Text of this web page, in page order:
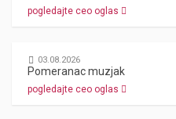
pogledajte ceo oglas
03.08.2026
Pomeranac muzjak
pogledajte ceo oglas